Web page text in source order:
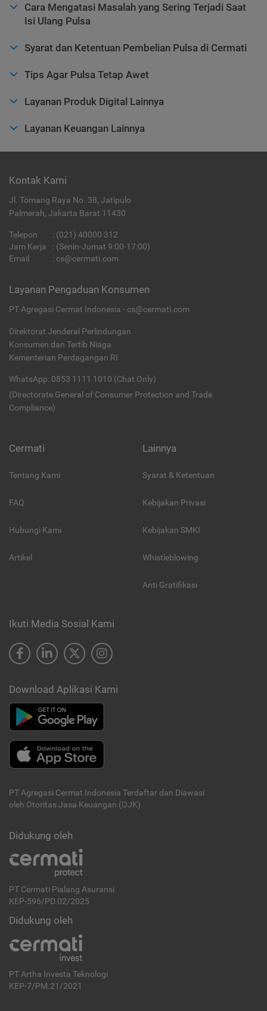
Cara Mengatasi Masalah yang Sering Terjadi Saat
Isi Ulang Pulsa
Syarat dan Ketentuan Pembelian Pulsa di Cermati
Tips Agar Pulsa Tetap Awet
Layanan Produk Digital Lainnya
Layanan Keuangan Lainnya
Kontak Kami
Jl. Tomang Raya No. 38, Jatipulo
Palmerah, Jakarta Barat 11430
Telepon : (021) 40000 312
Jam Kerja
: (Senin-Jumat 9:00-17:00)
Email
: cs@cermati.com
Layanan Pengaduan Konsumen
PT Agregasi Cermat Indonesia - cs@cermati.com
Direktorat Jenderal Perlindungan
Konsumen dan Tertib Niaga
Kementerian Perdagangan RI
WhatsApp: 0853 1111 1010 (Chat Only)
(Directorate General of Consumer Protection and Trade
Compliance)
Cermati
Tentang Kami
FAQ
Hubungi Kami
Artikel
Lainnya
Syarat & Ketentuan
Kebijakan Privasi
Kebijakan SMKI
Whistleblowing
Anti Gratifikasi
Ikuti Media Sosial Kami
Download Aplikasi Kami
PT Agregasi Cermat Indonesia Terdaftar dan Diawasi
oleh Otoritas Jasa Keuangan (OJK)
Didukung oleh
PT Cermati Pialang Asuransi
KEP-596/PD.02/2025
Didukung oleh
PT Artha Investa Teknologi
KEP-7/PM.21/2021